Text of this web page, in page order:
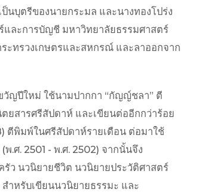
นบุตรีของนายกระมล และนางทองโปร่ง
ละการบัญชี มหาวิทยาลัยธรรมศาสตร์
ะทรวงเกษตรและสหกรณ์ และลาออกจาก
วัญปีใหม่ ใช้นามปากกา “กัญญ์ชลา” ตี
ยสารศรีสัปดาห์ และเขียนต่ออีกกว่าร้อย
ตีพิมพ์ในศรีสัปดาห์รายเดือน ต่อมาใช้
.ศ. 2501 - พ.ศ. 2502) จากนั้นจึง
ว นวนิยายชีวิต นวนิยายประวัติศาสตร์
ำหรับเขียนนวนิยายธรรมะ และ